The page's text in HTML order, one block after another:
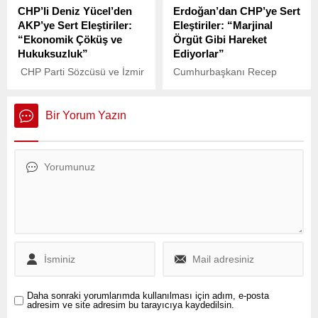
FETÖ’cü hesapların yalanı'
diyerek tepki gösterdi.
milletvekilleri tarafından
yoklama istemiyle gündeme
geldi.
CHP’li Deniz Yücel’den
AKP’ye Sert Eleştiriler:
“Ekonomik Çöküş ve
Hukuksuzluk”
CHP Parti Sözcüsü ve İzmir
ardından yaptığı
açıklamalarda, Türkiye’nin
içinde bulunduğu ekonomik
konusundaki endişelerini
Erdoğan’dan CHP’ye Sert
Eleştiriler: “Marjinal
Örgüt Gibi Hareket
Ediyorlar”
Cumhurbaşkanı Recep
şekilde eleştirerek, parti ve
Bir Yorum Yazın
Daha sonraki yorumlarımda kullanılması için adım, e-posta
adresim ve site adresim bu tarayıcıya kaydedilsin.